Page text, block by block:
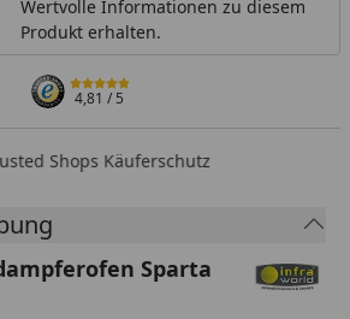
Wertvolle Informationen zu diesem
Produkt erhalten.
4,81/ 5
Shops Käuferschutz
Sparta